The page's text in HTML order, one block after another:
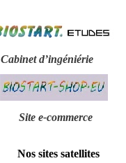
Nos sites satellites
Site e-commerce
Cabinet d’ingéniérie